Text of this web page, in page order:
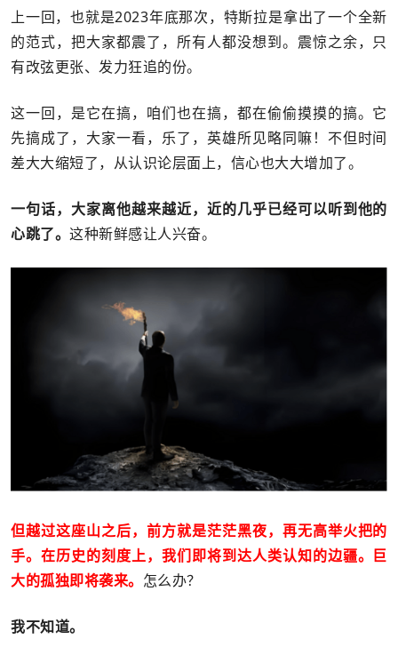
上一回，也就是2023年底那次，特斯拉是拿出了一个全新
的范式，把大家都震了，所有人都没想到。震惊之余，只
有改弦更张、发力狂追的份。
这一回，是它在搞，咱们也在搞，都在偷偷摸摸的搞。它
先搞成了，大家一看，乐了，英雄所见略同嘛！不但时间
差大大缩短了，从认识论层面上，信心也大大增加了。
一句话，大家离他越来越近，近的几乎已经可以听到他的
心跳了。 这种新鲜感让人兴奋。
但越过这座山之后，前方就是茫茫黑夜，再无高举火把的
手。在历史的刻度上，我们即将到达人类认知的边疆。巨
大的孤独即将袭来。 怎么办？
我不知道。